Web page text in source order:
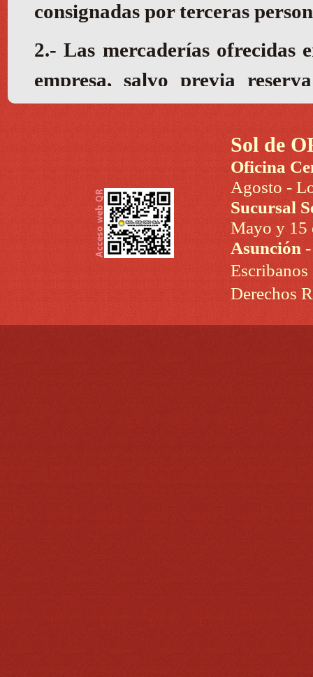
Sol de
Oficina
Agosto -
Sucursal
Mayo y 15
Asunción
Derechos